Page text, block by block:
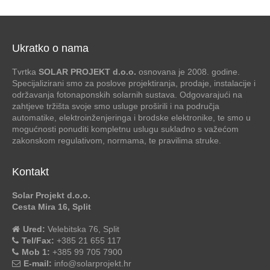
Ukratko o nama
Tvrtka SOLAR PROJEKT d.o.o. osnovana je 2008. godine.
Specijalizirani smo za poslove projektiranja, prodaje, instalacije i
održavanja fotonaponskih solarnih sustava. Odgovarajući na
zahtjeve tržišta svoje smo usluge proširili i na područja
automatike, elektroinženjeringa i brodske elektronike, te smo u
mogućnosti ponuditi kompletnu uslugu sukladno s važećom
zakonskom regulativom, normama, te pravilima struke.
Kontakt
Solar Projekt d.o.o.
Cesta Mira 16, Split
Ured: Velebitska 76, Split
Tel/Fax: +385 21 655 117
Mob 1: +385 99 705 7900
E-mail: info@solarprojekt.hr